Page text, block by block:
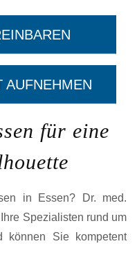
AUFNEHMEN
für eine
in Essen? Dr. med.
Spezialisten rund um
können Sie kompetent